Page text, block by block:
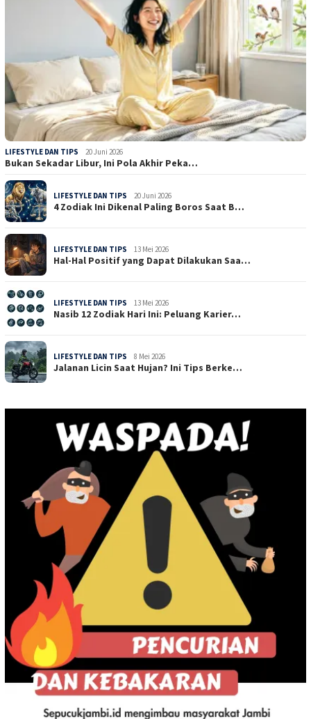
LIFESTYLE DAN TIPS 20 Juni 2026
Bukan Sekadar Libur, Ini Pola Akhir Peka…
LIFESTYLE DAN TIPS 20 Juni 2026
4 Zodiak Ini Dikenal Paling Boros Saat B…
LIFESTYLE DAN TIPS 13 Mei 2026
Hal-Hal Positif yang Dapat Dilakukan Saa…
LIFESTYLE DAN TIPS 13 Mei 2026
Nasib 12 Zodiak Hari Ini: Peluang Karier…
LIFESTYLE DAN TIPS 8 Mei 2026
Jalanan Licin Saat Hujan? Ini Tips Berke…